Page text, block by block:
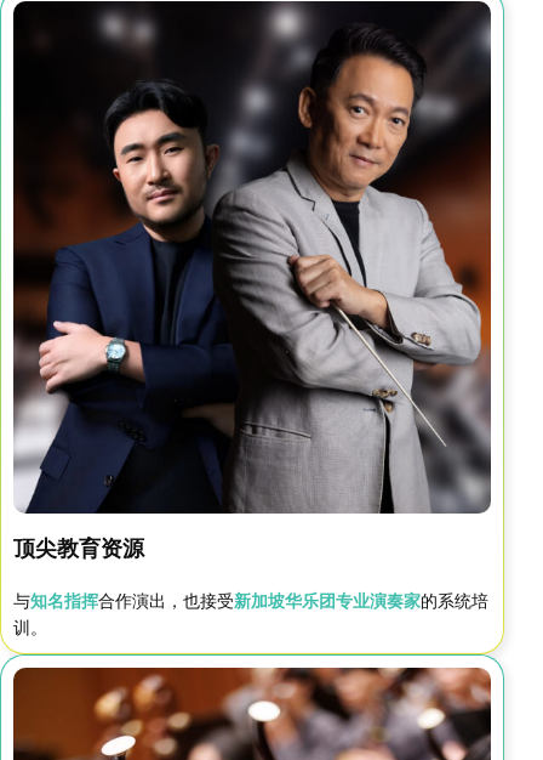
顶尖教育资源
与知名指挥合作演出，也接受新加坡华乐团专业演奏家的系统培
训。